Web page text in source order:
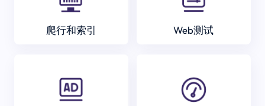
爬行和索引 Web测试